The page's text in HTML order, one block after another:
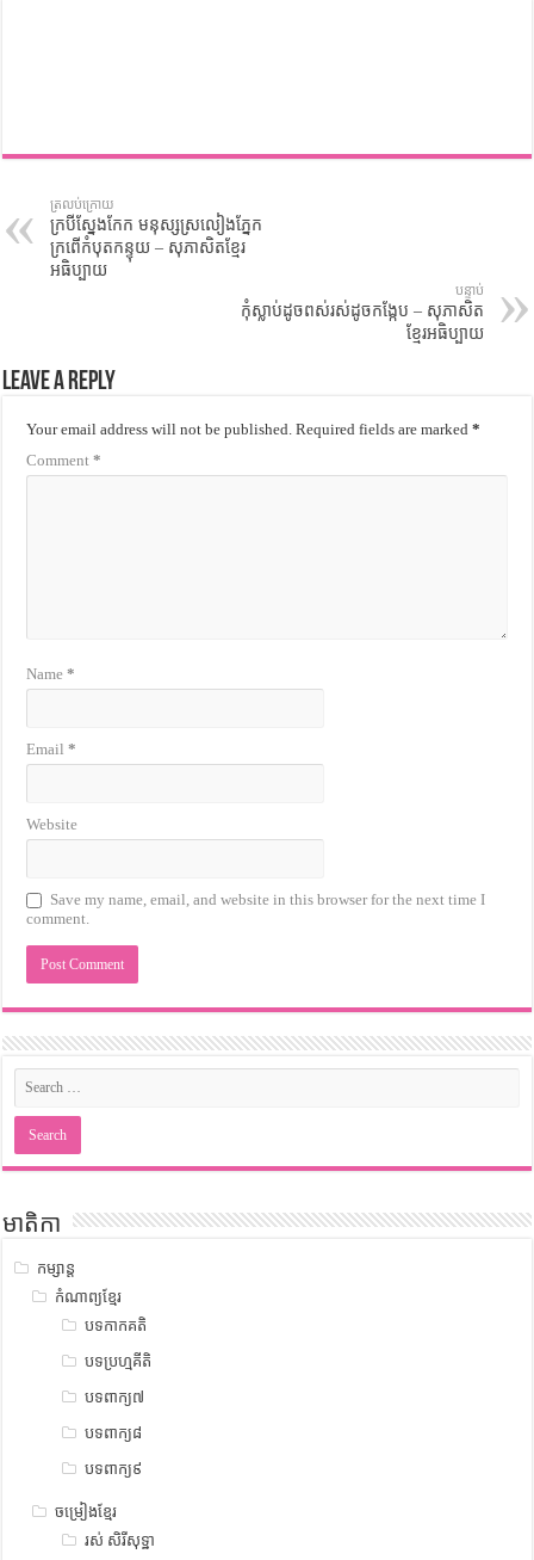
ត្រលប់ក្រោយ
ក្របីស្នែងកែក មនុស្សស្រលៀងភ្នែក
ក្រពើកំបុតកន្ទុយ – សុភាសិតខ្មែរ
អធិប្បាយ
បន្ទាប់
កុំស្លាប់ដូចពស់រស់ដូចកង្កែប – សុភាសិត
ខ្មែរអធិប្បាយ
Leave a Reply
Your email address will not be published. Required fields are marked*
Comment*
Name*
Email*
Website
Save my name, email, and website in this browser for the next time I
comment.
មាតិកា
កម្សាន្ត
កំណាព្យខ្មែរ
បទកាកគតិ
បទប្រហ្មគីតិ
បទពាក្យ៧
បទពាក្យ៨
បទពាក្យ៩
ចម្រៀងខ្មែរ
រស់ សិរីសុទ្ឋា